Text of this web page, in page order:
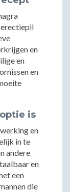
erectiepil
en
en
en
is
en
in te
andere
en
een
die